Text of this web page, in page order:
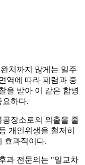
치까지 많게는 일주
역에 따라 폐렴과 중
을 받아 이 같은 합병
요하다.
장소로의 외출을 줄
개인위생을 철저히
효과적이다.
과 전문의는 "일교차